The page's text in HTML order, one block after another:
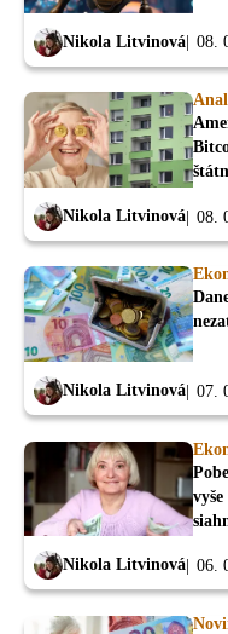
Nikola Litvinová 08.
Nikola Litvinová 08.
Nikola Litvinová 07.
Nikola Litvinová 06.